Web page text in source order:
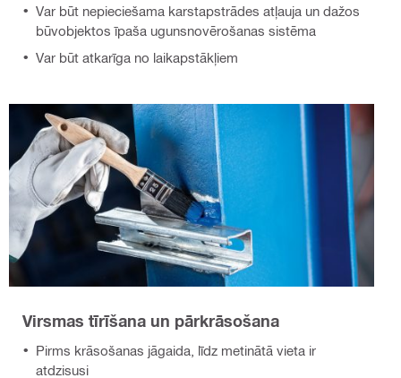
Var būt nepieciešama karstapstrādes atļauja un dažos
būvobjektos īpaša ugunsnovērošanas sistēma
Var būt atkarīga no laikapstākļiem
Virsmas tīrīšana un pārkrāsošana
Pirms krāsošanas jāgaida, līdz metinātā vieta ir
atdzisusi